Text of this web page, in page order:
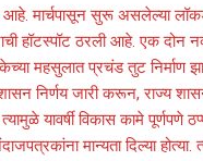
आहे. मार्चपासून सुरू असलेल्या
हॉटस्पॉट ठरली आहे. एक दोन
महसुलात प्रचंड तुट
निर्णय जारी करून, राज्य
विकास कामे पूर्णपणे ठप्प
मान्यता दिल्या होत्या.